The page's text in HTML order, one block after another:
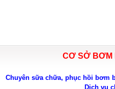
CƠ SỞ BƠM
Chuyên sữa chữa, phục hồi bơm
Dịch vụ